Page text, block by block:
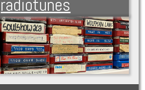
radiotunes